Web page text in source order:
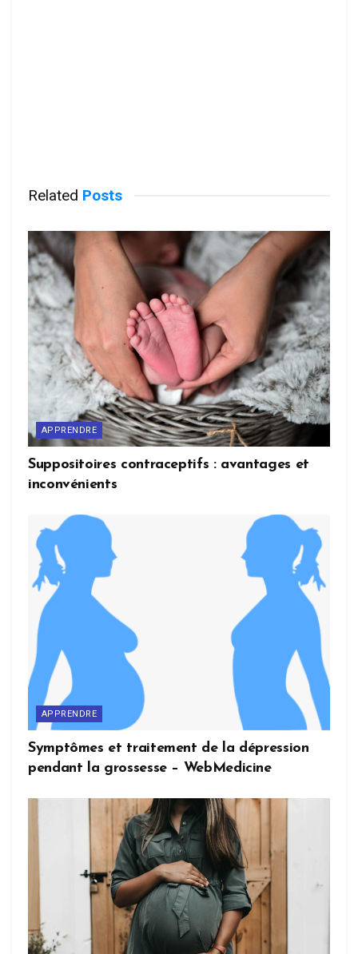
Related Posts
APPRENDRE
Suppositoires contraceptifs : avantages et
inconvénients
APPRENDRE
Symptômes et traitement de la dépression
pendant la grossesse – WebMedicine